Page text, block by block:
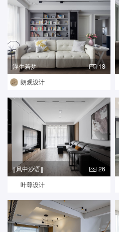
浮生若梦
18
朗观设计
‖风中沙语‖
26
叶尊设计